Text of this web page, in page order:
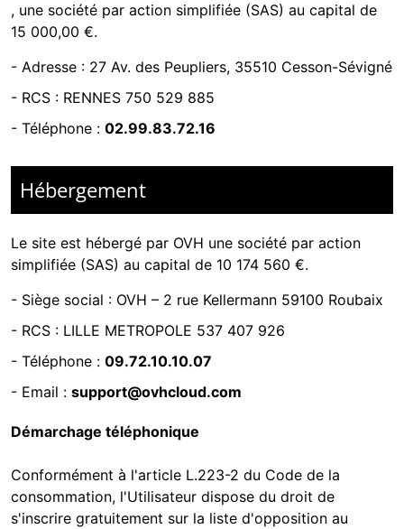
, une société par action simplifiée (SAS) au capital de
15 000,00 €.
- Adresse : 27 Av. des Peupliers, 35510 Cesson-Sévigné
- RCS : RENNES 750 529 885
- Téléphone : 02.99.83.72.16
Hébergement
Le site est hébergé par OVH une société par action
simplifiée (SAS) au capital de 10 174 560 €.
- Siège social : OVH – 2 rue Kellermann 59100 Roubaix
- RCS : LILLE METROPOLE 537 407 926
- Téléphone : 09.72.10.10.07
- Email : support@ovhcloud.com
Démarchage téléphonique
Conformément à l'article L.223-2 du Code de la
consommation, l'Utilisateur dispose du droit de
s'inscrire gratuitement sur la liste d'opposition au